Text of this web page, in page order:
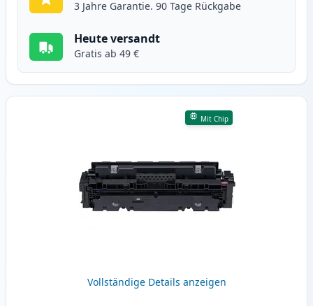
3 Jahre Garantie. 90 Tage Rückgabe
Heute versandt
Gratis ab 49 €
Mit Chip
Vollständige Details anzeigen